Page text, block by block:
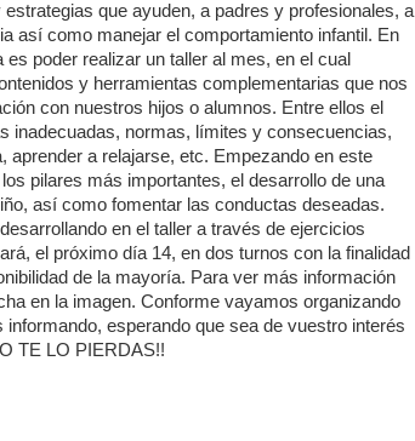
que ayuden, a padres y profesionales, a
así como manejar el comportamiento infantil. En
es poder realizar un taller al mes, en el cual
y herramientas complementarias que nos
con nuestros hijos o alumnos. Entre ellos el
inadecuadas, normas, límites y consecuencias,
aprender a relajarse, etc. Empezando en este
pilares más importantes, el desarrollo de una
así como fomentar las conductas deseadas.
en el taller a través de ejercicios
el próximo día 14, en dos turnos con la finalidad
de la mayoría. Para ver más información
en la imagen. Conforme vayamos organizando
informando, esperando que sea de vuestro interés
TE LO PIERDAS!!